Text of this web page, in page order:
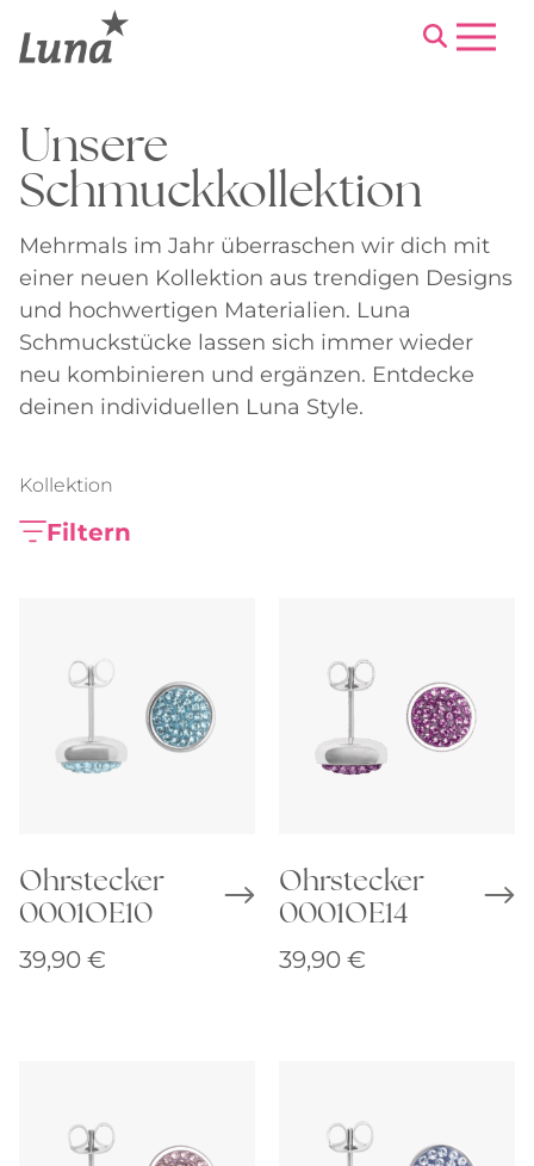
Menu
Unsere
Schmuckkollektion
Mehrmals im Jahr überraschen wir dich mit
einer neuen Kollektion aus trendigen Designs
und hochwertigen Materialien. Luna
Schmuckstücke lassen sich immer wieder
neu kombinieren und ergänzen. Entdecke
deinen individuellen Luna Style.
Kollektion
Filtern
Ohrstecker
0001OE10
39,90 €
Ohrstecker
0001OE14
39,90 €